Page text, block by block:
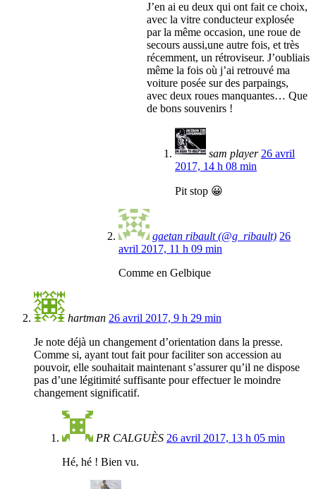
J’en ai eu deux qui ont fait ce choix,
avec la vitre conducteur explosée
par la même occasion, une roue de
secours aussi,une autre fois, et très
récemment, un rétroviseur. J’oubliais
même la fois où j’ai retrouvé ma
voiture posée sur des parpaings,
avec deux roues manquantes… Que
de bons souvenirs !
sam player 26 avril
2017, 14 h 08 min
Pit stop 😀
gaetan ribault (@g_ribault) 26
avril 2017, 11 h 09 min
Comme en Gelbique
hartman 26 avril 2017, 9 h 29 min
Je note déjà un changement d’orientation dans la presse.
Comme si, ayant tout fait pour faciliter son accession au
pouvoir, elle souhaitait maintenant s’assurer qu’il ne dispose
pas d’une légitimité suffisante pour effectuer le moindre
changement significatif.
PR CALGUÈS 26 avril 2017, 13 h 05 min
Hé, hé ! Bien vu.